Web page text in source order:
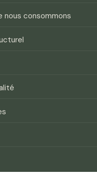
nous consommons